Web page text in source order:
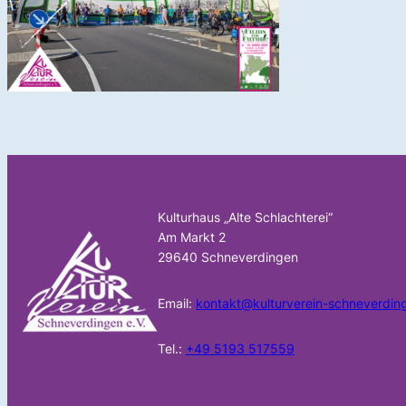
Kulturhaus „Alte Schlachterei“
Am Markt 2
29640 Schneverdingen
Email: kontakt@kulturverein-
Tel.: +49 5193 517559